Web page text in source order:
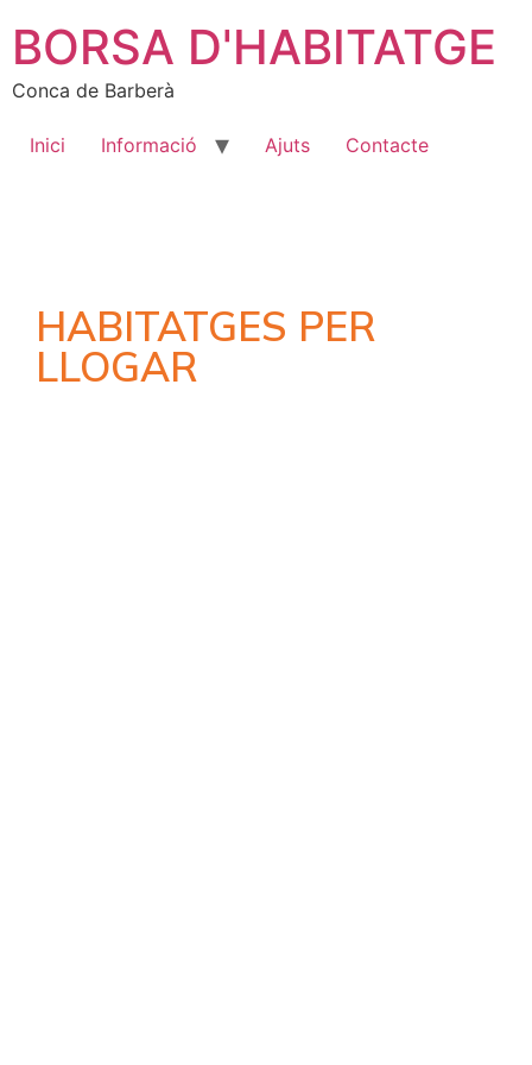
BORSA D'HABITATGE
Conca de Barberà
Inici Informació Ajuts Contacte
HABITATGES PER
LLOGAR